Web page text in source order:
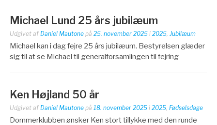
Michael Lund 25 års jubilæum
Udgivet af Daniel Mautone på 25. november 2025 i 2025 Jubilæum
Michael kan i dag fejre 25 års jubilæum. Bestyrelsen glæder
sig til at se Michael til generalforsamlingen til fejring
Ken Højland 50 år
Udgivet af Daniel Mautone på 18. november 2025 i 2025, Fødselsdage
Dommerklubben ønsker Ken stort tillykke med den runde